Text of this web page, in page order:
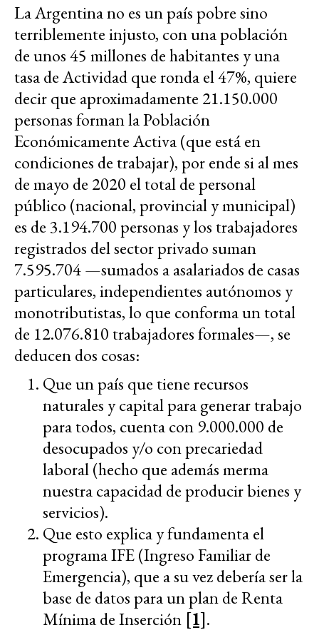
La Argentina no es un país pobre sino
terriblemente injusto, con una población
de unos 45 millones de habitantes y una
tasa de Actividad que ronda el 47%, quiere
decir que aproximadamente 21.150.000
personas forman la Población
Económicamente Activa (que está en
condiciones de trabajar), por ende si al mes
de mayo de 2020 el total de personal
público (nacional, provincial y municipal)
es de 3.194.700 personas y los trabajadores
registrados del sector privado suman
7.595.704 —sumados a asalariados de casas
particulares, independientes autónomos y
monotributistas, lo que conforma un total
de 12.076.810 trabajadores formales—, se
deducen dos cosas:
Que un país que tiene recursos
naturales y capital para generar trabajo
para todos, cuenta con 9.000.000 de
desocupados y/o con precariedad
laboral (hecho que además merma
nuestra capacidad de producir bienes y
servicios).
Que esto explica y fundamenta el
programa IFE (Ingreso Familiar de
Emergencia), que a su vez debería ser la
base de datos para un plan de Renta
Mínima de Inserción [1].